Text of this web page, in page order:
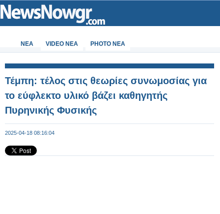
ΝΕΑ VIDEO NEA PHOTO NEA
Τέμπη: τέλος στις θεωρίες συνωμοσίας για
το εύφλεκτο υλικό βάζει καθηγητής
Πυρηνικής Φυσικής
2025-04-18 08:16:04